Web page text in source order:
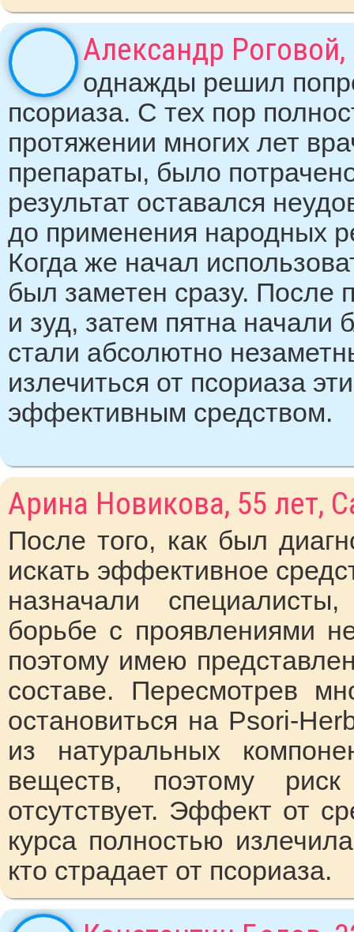
Александр Роговой,
однажды решил
псориаза. С тех пор
протяжении многих лет
препараты, было
результат оставался
до применения народных
Когда же начал
был заметен сразу. После
и зуд, затем пятна начали
стали абсолютно
излечиться от псориаза
эффективным средством.
Арина Новикова, 55 лет,
После того, как был
искать эффективное
назначали
борьбе с проявлениями
поэтому имею
составе. Пересмотрев
остановиться на Psori-
из натуральных
веществ, поэтому
отсутствует. Эффект от
курса полностью
кто страдает от псориаза.